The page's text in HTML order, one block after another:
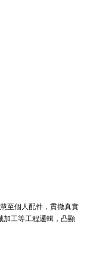
至個人配件，貫徹真實
加工等工程邏輯，凸顯